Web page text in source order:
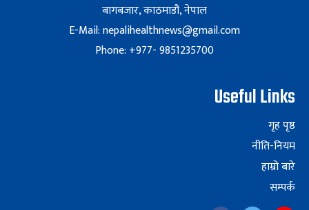
बागबजार, काठमाडौं, नेपाल
E-Mail: nepalihealthnews@gmail.com
Phone: +977- 9851235700
Useful Links
गृह पृष्ठ
नीति-नियम
हाम्रो बारे
सम्पर्क